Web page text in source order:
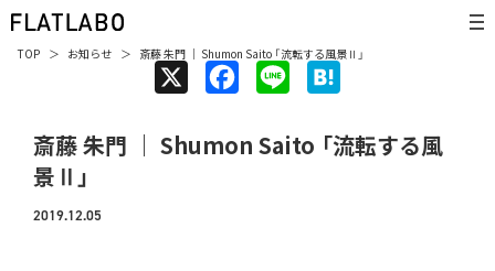
TOP お知らせ 斎藤 朱門 ｜ Shumon Saito 「流転する風景Ⅱ」
c
n
t
斎藤 朱門 ｜ Shumon Saito 「流転する風
景Ⅱ」
2019.12.05